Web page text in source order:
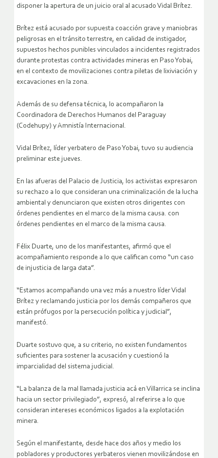
disponer la apertura de un juicio oral al acusado Vidal Brítez.
Brítez está acusado por supuesta coacción grave y maniobras
peligrosas en el tránsito terrestre, en calidad de instigador,
supuestos hechos punibles vinculados a incidentes registrados
durante protestas contra actividades mineras en Paso Yobai,
en el contexto de movilizaciones contra piletas de lixiviación y
excavaciones en la zona.
Además de su defensa técnica, lo acompañaron la
Coordinadora de Derechos Humanos del Paraguay
(Codehupy) y Amnistía Internacional.
Vidal Brítez, líder yerbatero de Paso Yobai, tuvo su audiencia
preliminar este jueves.
En las afueras del Palacio de Justicia, los activistas expresaron
su rechazo a lo que consideran una criminalización de la lucha
ambiental y denunciaron que existen otros dirigentes con
órdenes pendientes en el marco de la misma causa. con
órdenes pendientes en el marco de la misma causa.
Félix Duarte, uno de los manifestantes, afirmó que el
acompañamiento responde a lo que califican como “un caso
de injusticia de larga data”.
“Estamos acompañando una vez más a nuestro líder Vidal
Brítez y reclamando justicia por los demás compañeros que
están prófugos por la persecución política y judicial”,
manifestó.
Duarte sostuvo que, a su criterio, no existen fundamentos
suficientes para sostener la acusación y cuestionó la
imparcialidad del sistema judicial.
“La balanza de la mal llamada justicia acá en Villarrica se inclina
hacia un sector privilegiado”, expresó, al referirse a lo que
consideran intereses económicos ligados a la explotación
minera.
Según el manifestante, desde hace dos años y medio los
pobladores y productores yerbateros vienen movilizándose en